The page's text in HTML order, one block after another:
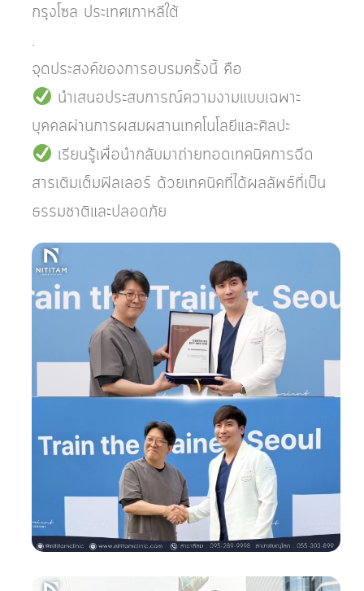
กรุงโซล ประเทศเกาหลีใต้
.
จุดประสงค์ของการอบรมครั้งนี้ คือ
นำเสนอประสบการณ์ความงามแบบเฉพาะ
บุคคลผ่านการผสมผสานเทคโนโลยีและศิลปะ
เรียนรู้เพื่อนำกลับมาถ่ายทอดเทคนิคการฉีด
สารเติมเต็มฟิลเลอร์ ด้วยเทคนิคที่ได้ผลลัพธ์ที่เป็น
ธรรมชาติและปลอดภัย